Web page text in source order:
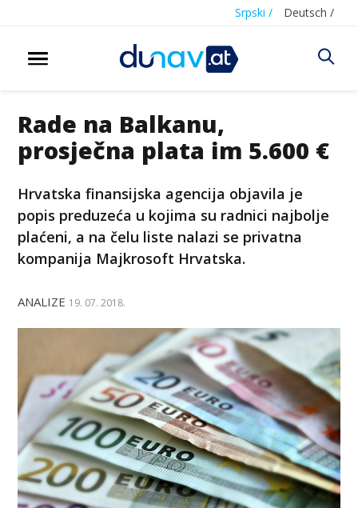
Srpski / Deutsch /
Rade na Balkanu,
prosječna plata im 5.600 €
Hrvatska finansijska agencija objavila je
popis preduzeća u kojima su radnici najbolje
plaćeni, a na čelu liste nalazi se privatna
kompanija Majkrosoft Hrvatska.
ANALIZE 19. 07. 2018.